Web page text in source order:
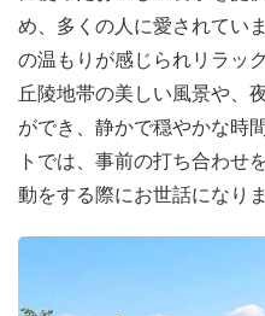
です！
POINT 2：北海道の絶景を
広大な釧路湿原、神秘的な
ような美しい景色をみんな
夜は満天の星空の下で天体
POINT 3：サステナブルな
宿泊でお世話になるのは、
美味しいごはんの準備や片
め、多くの人に愛されてい
の温もりが感じられリラッ
丘陵地帯の美しい風景や、
ができ、静かで穏やかな時
トでは、事前の打ち合わせ
動をする際にお世話になりま